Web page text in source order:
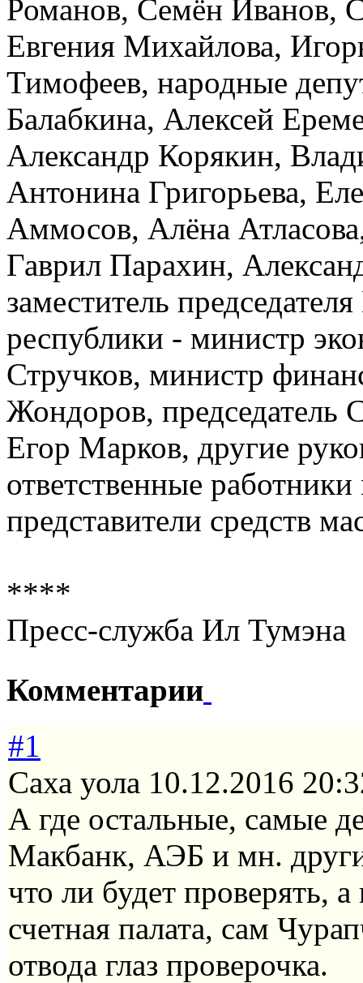
Романов, Семён Иванов,
Евгения Михайлова,
Тимофеев, народные
Балабкина, Алексей
Александр Корякин,
Антонина Григорьева,
Аммосов, Алёна
Гаврил Парахин,
заместитель
республики - министр
Стручков, министр
Жондоров, председатель
Егор Марков, другие
ответственные
представители средств
****
Пресс-служба Ил Тумэна
Комментарии
#1
Саха уола 10.12.2016
А где остальные,
Макбанк, АЭБ и мн.
что ли будет проверять,
счетная палата, сам
отвода глаз проверочка.